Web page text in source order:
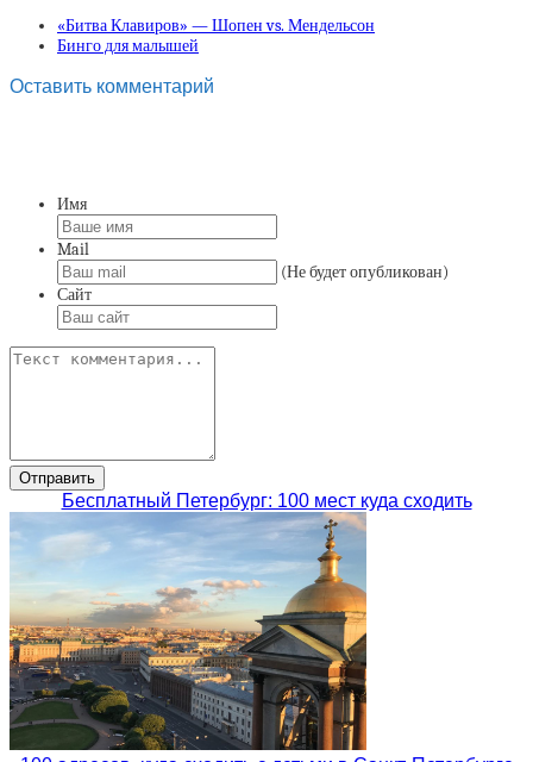
«Битва Клавиров» — Шопен vs. Мендельсон
Бинго для малышей
Оставить комментарий
Имя
Mail
(Не будет опубликован)
Сайт
Бесплатный Петербург: 100 мест куда сходить